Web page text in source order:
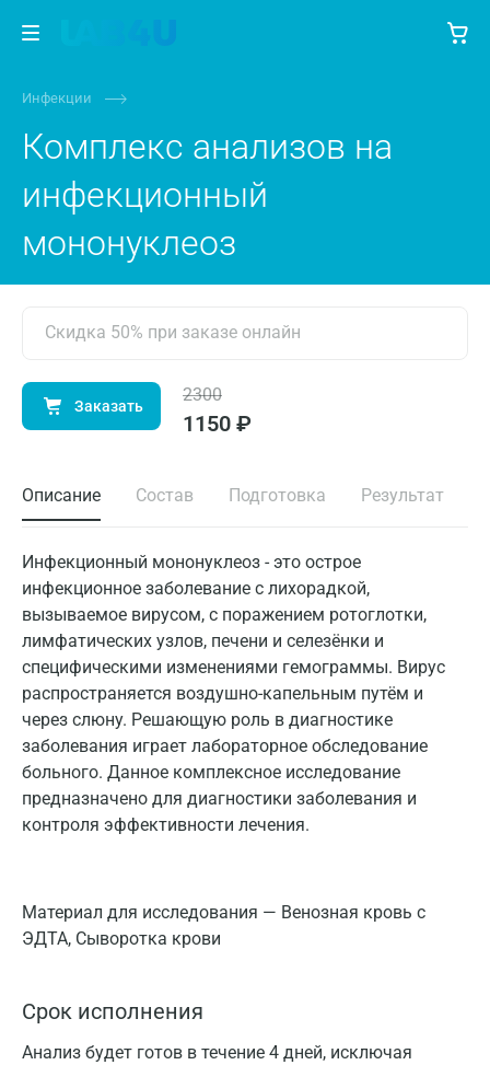
Инфекции
Комплекс анализов на
инфекционный
мононуклеоз
Скидка 50% при заказе онлайн
Заказать
2300
1150 ₽
Описание Состав Подготовка Результат
Инфекционный мононуклеоз - это острое
инфекционное заболевание с лихорадкой,
вызываемое вирусом, с поражением ротоглотки,
лимфатических узлов, печени и селезёнки и
специфическими изменениями гемограммы. Вирус
распространяется воздушно-капельным путём и
через слюну. Решающую роль в диагностике
заболевания играет лабораторное обследование
больного. Данное комплексное исследование
предназначено для диагностики заболевания и
контроля эффективности лечения.
Материал для исследования — Венозная кровь с
ЭДТА, Сыворотка крови
Срок исполнения
Анализ будет готов в течение 4 дней, исключая